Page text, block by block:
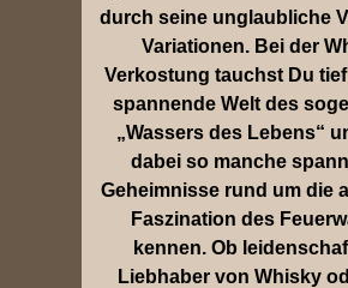
durch seine unglaubliche
Variationen. Bei der
Verkostung tauchst Du
spannende Welt des
„Wassers des Lebens“
dabei so manche
Geheimnisse rund um die
Faszination des
kennen. Ob
Liebhaber von Whisky